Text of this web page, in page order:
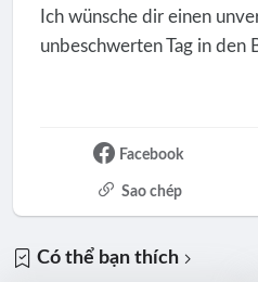
Ich wünsche dir einen
unbeschwerten Tag in den
Facebook
Sao chép
Có thể bạn thích